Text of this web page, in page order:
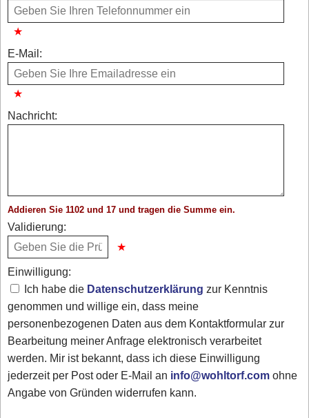
E-Mail:
Nachricht:
Addieren Sie 1102 und 17 und tragen die Summe ein.
Validierung:
Einwilligung:
Ich habe die Datenschutzerklärung zur Kenntnis
genommen und willige ein, dass meine
personenbezogenen Daten aus dem Kontaktformular zur
Bearbeitung meiner Anfrage elektronisch verarbeitet
werden. Mir ist bekannt, dass ich diese Einwilligung
jederzeit per Post oder E-Mail an info@wohltorf.comohne
Angabe von Gründen widerrufen kann.